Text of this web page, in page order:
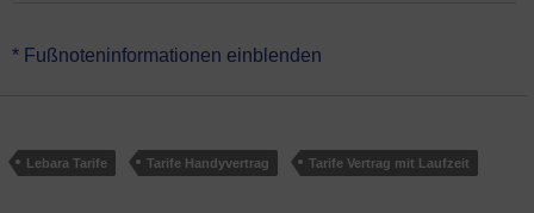
*Lebara Allnet 20 GB hat faire 24 Monate Vertragslaufzeit (danach
* Fußnoteninformationen einblenden
Lebara Tarife Tarife Handyvertrag Tarife Vertrag mit Laufzeit